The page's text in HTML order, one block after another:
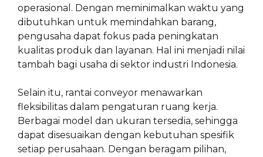
operasional. Dengan meminimalkan waktu yang
dibutuhkan untuk memindahkan barang,
pengusaha dapat fokus pada peningkatan
kualitas produk dan layanan. Hal ini menjadi nilai
tambah bagi usaha di sektor industri Indonesia.
Selain itu, rantai conveyor menawarkan
fleksibilitas dalam pengaturan ruang kerja.
Berbagai model dan ukuran tersedia, sehingga
dapat disesuaikan dengan kebutuhan spesifik
setiap perusahaan. Dengan beragam pilihan,